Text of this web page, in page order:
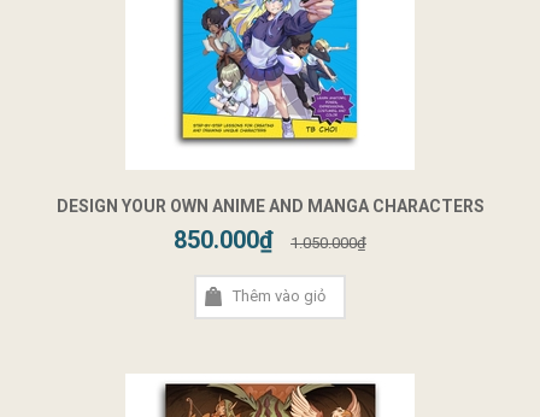
DESIGN YOUR OWN ANIME AND MANGA CHARACTERS
850.000₫ 1.050.000₫
Thêm vào giỏ